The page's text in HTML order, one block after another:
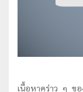
เนื้อหาคร่าว ๆ ข